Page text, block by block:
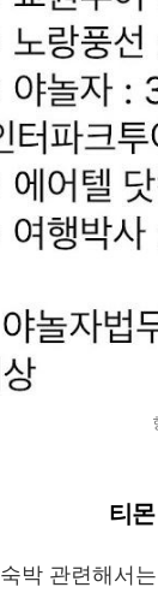
티
숙박 관련해서